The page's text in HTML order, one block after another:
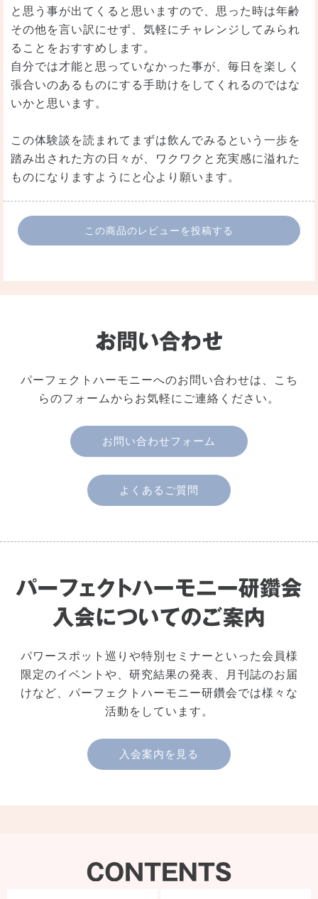
と思う事が出てくると思いますので、思った時は年齢
その他を言い訳にせず、気軽にチャレンジしてみられ
ることをおすすめします。
自分では才能と思っていなかった事が、毎日を楽しく
張合いのあるものにする手助けをしてくれるのではな
いかと思います。
この体験談を読まれてまずは飲んでみるという一歩を
踏み出された方の日々が、ワクワクと充実感に溢れた
ものになりますようにと心より願います。
この商品のレビューを投稿する
パーフェクトハーモニーへのお問い合わせは、こち
らのフォームからお気軽にご連絡ください。
お問い合わせフォーム
よくあるご質問
パワースポット巡りや特別セミナーといった会員様
限定のイベントや、研究結果の発表、月刊誌のお届
けなど、パーフェクトハーモニー研鑽会では様々な
活動をしています。
入会案内を見る